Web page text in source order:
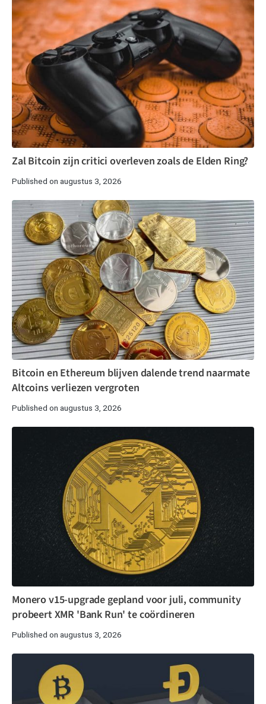
Zal Bitcoin zijn critici overleven zoals de Elden Ring?
Published on augustus 3, 2026
Bitcoin en Ethereum blijven dalende trend naarmate
Altcoins verliezen vergroten
Published on augustus 3, 2026
Monero v15-upgrade gepland voor juli, community
probeert XMR 'Bank Run' te coördineren
Published on augustus 3, 2026